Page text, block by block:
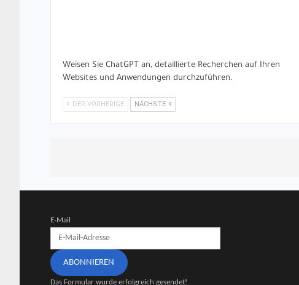
Weisen Sie ChatGPT an, detaillierte Recherchen auf Ihren
Websites und Anwendungen durchzuführen.
DER VORHERIGE NÄCHSTE
E-Mail
ABONNIEREN
Das Formular wurde erfolgreich gesendet!